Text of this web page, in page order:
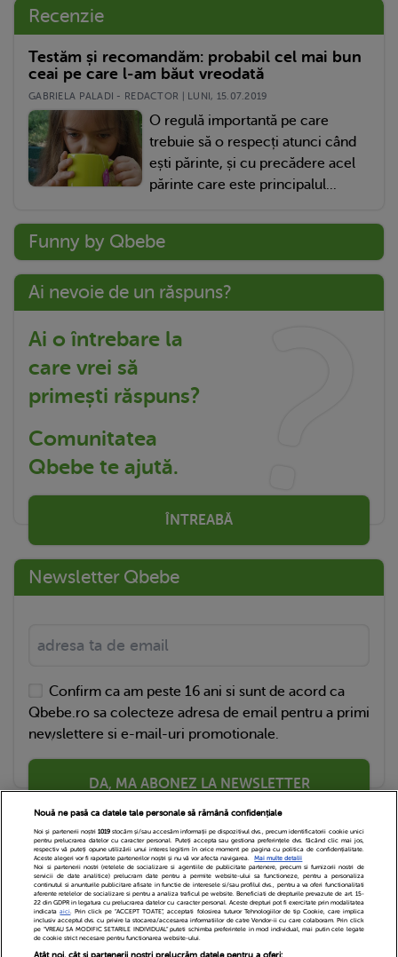
Recenzie
Testăm și recomandăm: probabil cel mai bun
ceai pe care l-am băut vreodată
GABRIELA PALADI - REDACTOR | LUNI, 15.07.2019
O regulă importantă pe care
trebuie să o respecți atunci când
ești părinte, și cu precădere acel
părinte care este principalul...
Funny by Qbebe
Ai nevoie de un răspuns?
Ai o întrebare la
care vrei să
primești răspuns?
Comunitatea
Qbebe te ajută.
ÎNTREABĂ
Newsletter Qbebe
Confirm ca am peste 16 ani si sunt de acord ca
Qbebe.ro sa colecteze adresa de email pentru a primi
newslettere si e-mail-uri promotionale.
DA, MA ABONEZ LA NEWSLETTER
Echipa Editoriala Newsletter
Contact
Nouă ne pasă ca datele tale personale să rămână confidențiale
Noi și partenerii noștri 1019stocăm și/sau accesăm informații pe dispozitivul dvs., precum identificatorii cookie unici
pentru prelucrarea datelor cu caracter personal. Puteți accepta sau gestiona preferințele dvs. făcând clic mai jos,
respectiv vă puteți opune utilizării unui interes legitim în orice moment pe pagina cu politica de confidențialitate.
Aceste alegeri vor fi raportate partenerilor noștri și nu vă vor afecta navigarea.
Mai multe detalii
Noi si partenerii nostri (retelele de socializare si agentiile de publicitate partenere, precum si furnizorii nostri de
servicii de date analitice) prelucram date pentru a permite website-ului sa functioneze, pentru a personaliza
continutul si anunturile publicitare afisate in functie de interesele si/sau profilul dvs., pentru a va oferi functionalitati
aferente retelelor de socializare si pentru a analiza traficul pe website. Beneficiati de drepturile prevazute de art. 15-
22 din GDPR in legatura cu prelucrarea datelor cu caracter personal. Aceste drepturi pot fi exercitate prin modalitatea
indicataaici. Prin click pe “ACCEPT TOATE”, acceptati folosirea tuturor Tehnologiilor de tip Cookie, care implica
inclusiv acceptul dvs. cu privire la stocarea/accesarea informatiilor de catre Vendor-ii cu care colaboram. Prin click
pe “VREAU SA MODIFIC SETARILE INDIVIDUAL” puteti schimba preferintele in mod individual, mai putin cele legate
de cookie strict necesare pentru functionarea website-ului.
Atât noi, cât și partenerii noștri prelucrăm datele pentru a oferi: